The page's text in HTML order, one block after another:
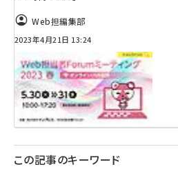
Web担編集部
2023年4月21日 13:24
この記事のキーワード